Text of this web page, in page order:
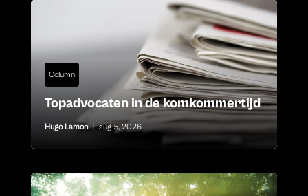
Column
Topadvocaten in de komkommertijd
Hugo Lamon | aug 5, 2026